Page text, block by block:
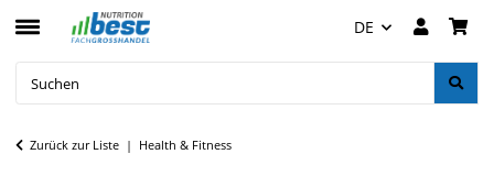
DE
Zurück zur Liste Health & Fitness